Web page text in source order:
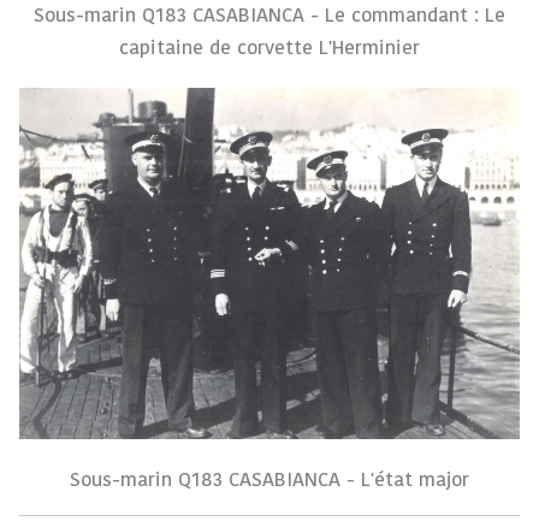
Sous-marin Q183 CASABIANCA - Le commandant : Le
capitaine de corvette L'Herminier
Sous-marin Q183 CASABIANCA - L'état major